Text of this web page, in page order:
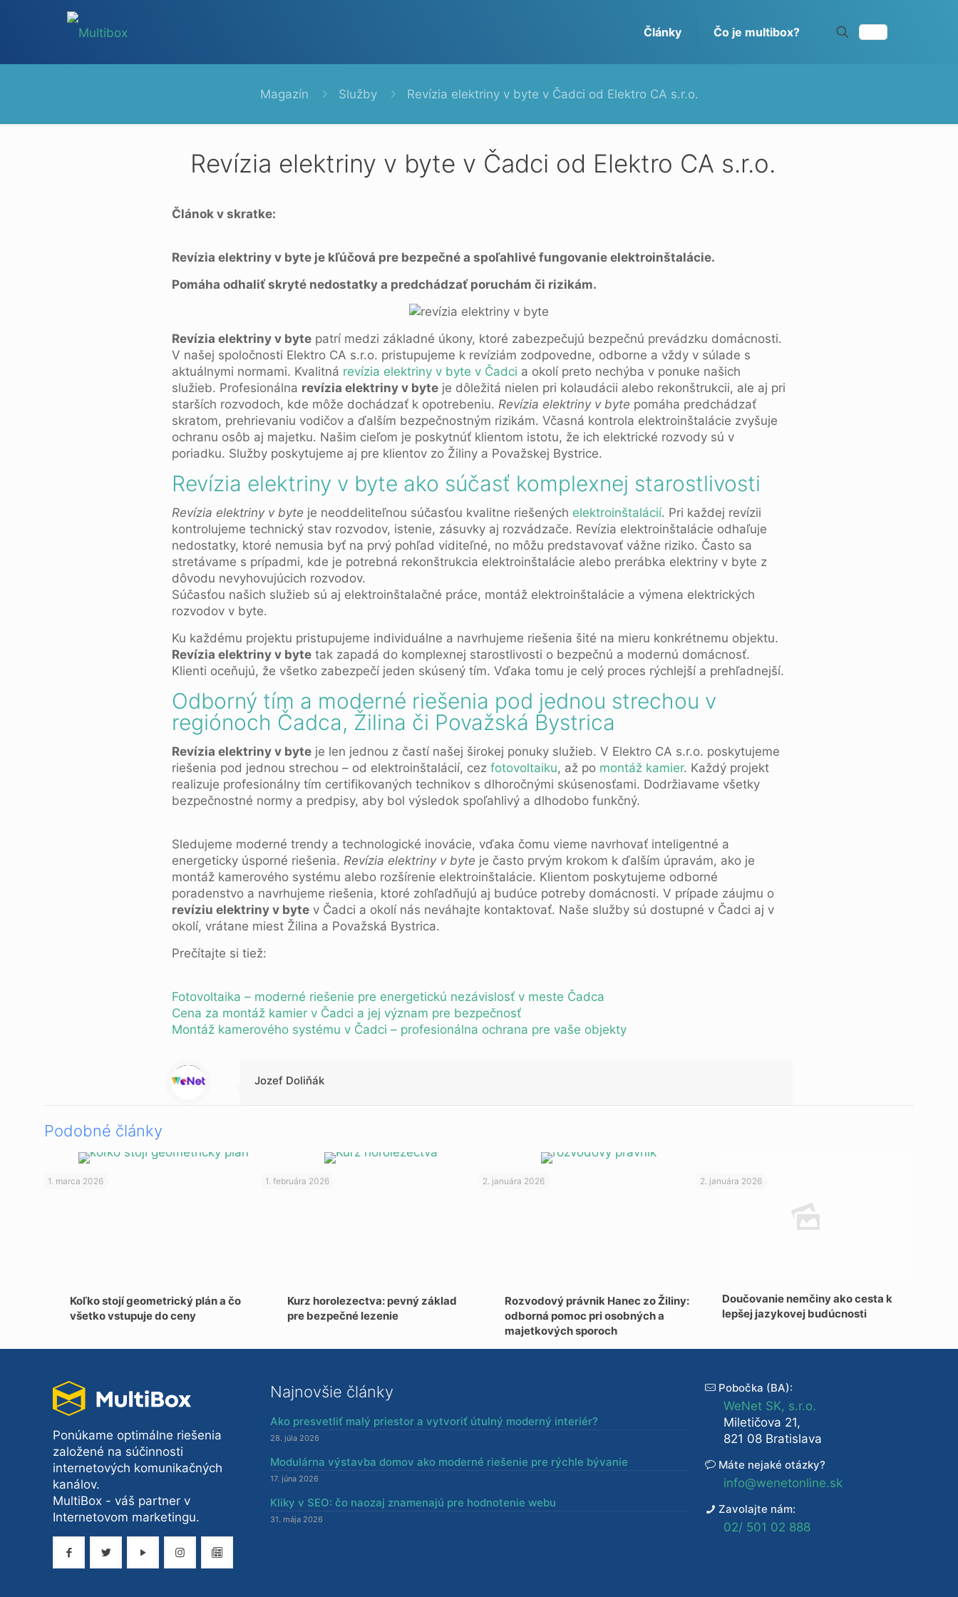
Články Čo je multibox?
Magazín Služby Revízia elektriny v byte v Čadci od Elektro CA s.r.o.
Revízia elektriny v byte v Čadci od Elektro CA s.r.o.
Článok v skratke:
Revízia elektriny v byte je kľúčová pre bezpečné a spoľahlivé fungovanie elektroinštalácie.
Pomáha odhaliť skryté nedostatky a predchádzať poruchám či rizikám.
Revízia elektriny v bytepatrí medzi základné úkony, ktoré zabezpečujú bezpečnú prevádzku domácnosti.
V našej spoločnosti Elektro CA s.r.o. pristupujeme k revíziám zodpovedne, odborne a vždy v súlade s
aktuálnymi normami. Kvalitná revízia elektriny v byte v Čadci a okolí preto nechýba v ponuke našich
služieb. Profesionálna revízia elektriny v byteje dôležitá nielen pri kolaudácii alebo rekonštrukcii, ale aj pri
starších rozvodoch, kde môže dochádzať k opotrebeniu. Revízia elektriny v byte pomáha predchádzať
skratom, prehrievaniu vodičov a ďalším bezpečnostným rizikám. Včasná kontrola elektroinštalácie zvyšuje
ochranu osôb aj majetku. Našim cieľom je poskytnúť klientom istotu, že ich elektrické rozvody sú v
poriadku. Služby poskytujeme aj pre klientov zo Žiliny a Považskej Bystrice.
Revízia elektriny v byte ako súčasť komplexnej starostlivosti
Revízia elektriny v byte je neoddeliteľnou súčasťou kvalitne riešených elektroinštalácií. Pri každej revízii
kontrolujeme technický stav rozvodov, istenie, zásuvky aj rozvádzače. Revízia elektroinštalácie odhaľuje
nedostatky, ktoré nemusia byť na prvý pohľad viditeľné, no môžu predstavovať vážne riziko. Často sa
stretávame s prípadmi, kde je potrebná rekonštrukcia elektroinštalácie alebo prerábka elektriny v byte z
dôvodu nevyhovujúcich rozvodov.
Súčasťou našich služieb sú aj elektroinštalačné práce, montáž elektroinštalácie a výmena elektrických
rozvodov v byte.
Ku každému projektu pristupujeme individuálne a navrhujeme riešenia šité na mieru konkrétnemu objektu.
Revízia elektriny v bytetak zapadá do komplexnej starostlivosti o bezpečnú a modernú domácnosť.
Klienti oceňujú, že všetko zabezpečí jeden skúsený tím. Vďaka tomu je celý proces rýchlejší a prehľadnejší.
Odborný tím a moderné riešenia pod jednou strechou v
regiónoch Čadca, Žilina či Považská Bystrica
Revízia elektriny v byteje len jednou z častí našej širokej ponuky služieb. V Elektro CA s.r.o. poskytujeme
riešenia pod jednou strechou – od elektroinštalácií, cez fotovoltaiku, až po montáž kamier. Každý projekt
realizuje profesionálny tím certifikovaných technikov s dlhoročnými skúsenosťami. Dodržiavame všetky
bezpečnostné normy a predpisy, aby bol výsledok spoľahlivý a dlhodobo funkčný.
Sledujeme moderné trendy a technologické inovácie, vďaka čomu vieme navrhovať inteligentné a
energeticky úsporné riešenia. Revízia elektriny v byte je často prvým krokom k ďalším úpravám, ako je
montáž kamerového systému alebo rozšírenie elektroinštalácie. Klientom poskytujeme odborné
poradenstvo a navrhujeme riešenia, ktoré zohľadňujú aj budúce potreby domácnosti. V prípade záujmu o
revíziu elektriny v bytev Čadci a okolí nás neváhajte kontaktovať. Naše služby sú dostupné v Čadci aj v
okolí, vrátane miest Žilina a Považská Bystrica.
Prečítajte si tiež:
Fotovoltaika – moderné riešenie pre energetickú nezávislosť v meste Čadca
Cena za montáž kamier v Čadci a jej význam pre bezpečnosť
Montáž kamerového systému v Čadci – profesionálna ochrana pre vaše objekty
Warning
: Trying to access array offset on value of type null in
/data/0/7/073b19f9-70d4-4431-9f10-0d1be3788d35/multibox.sk/web/clanky/wp-content/themes/betheme-child/includes/content-single.php
on line
286
Jozef Doliňák
Podobné články
1. marca 2026
Koľko stojí geometrický plán a čo
všetko vstupuje do ceny
1. februára 2026
Kurz horolezectva: pevný základ
pre bezpečné lezenie
2. januára 2026
Rozvodový právnik Hanec zo Žiliny:
odborná pomoc pri osobných a
majetkových sporoch
2. januára 2026
Doučovanie nemčiny ako cesta k
lepšej jazykovej budúcnosti
Ponúkame optimálne riešenia
založené na súčinnosti
internetových komunikačných
kanálov.
MultiBox - váš partner v
Internetovom marketingu.
Najnovšie články
Ako presvetliť malý priestor a vytvoriť útulný moderný interiér?
28. júla 2026
Modulárna výstavba domov ako moderné riešenie pre rýchle bývanie
17. júna 2026
Kliky v SEO: čo naozaj znamenajú pre hodnotenie webu
31. mája 2026
Pobočka (BA):
WeNet SK, s.r.o.
Miletičova 21,
821 08 Bratislava
Máte nejaké otázky?
info@wenetonline.sk
Zavolajte nám:
02/ 501 02 888